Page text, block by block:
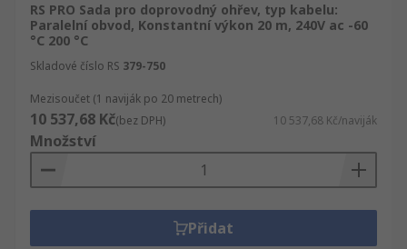
RS PRO Sada pro doprovodný ohřev, typ kabelu:
Paralelní obvod, Konstantní výkon 20 m, 240V ac -60
°C 200 °C
Skladové číslo RS 379-750
Mezisoučet (1 naviják po 20 metrech)
10 537,68 Kč(bez DPH) 10 537,68 Kč/naviják
Množství
Přidat